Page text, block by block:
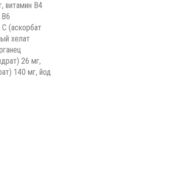
витамин В4
В6
(аскорбат
хелат
26 мг,
140 мг, йод